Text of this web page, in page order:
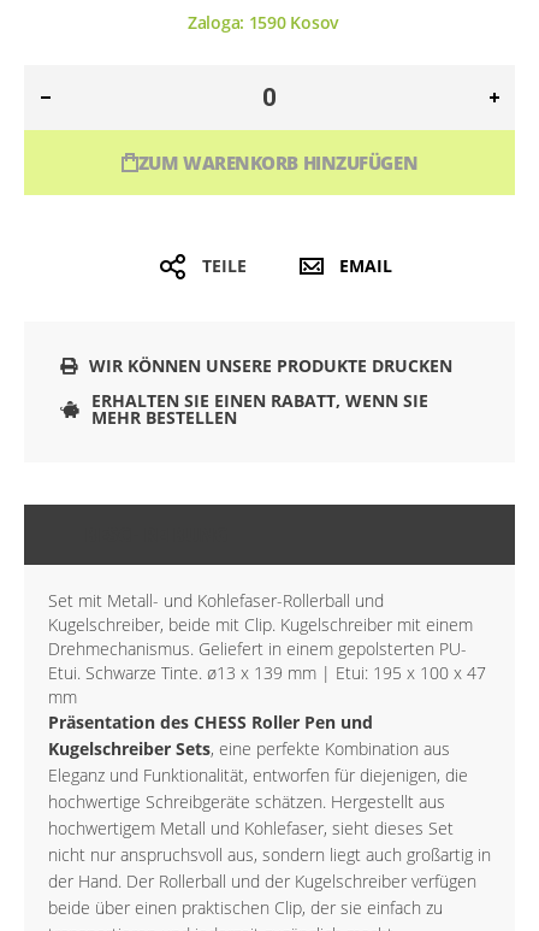
Zaloga: 1590Kosov
ZUM WARENKORB HINZUFÜGEN
TEILE EMAIL
WIR KÖNNEN UNSERE PRODUKTE DRUCKEN
ERHALTEN SIE EINEN RABATT, WENN SIE
MEHR BESTELLEN
Set mit Metall- und Kohlefaser-Rollerball und
Kugelschreiber, beide mit Clip. Kugelschreiber mit einem
Drehmechanismus. Geliefert in einem gepolsterten PU-
Etui. Schwarze Tinte. ø13 x 139 mm | Etui: 195 x 100 x 47
mm
Präsentation des CHESS Roller Pen und
Kugelschreiber Sets, eine perfekte Kombination aus
Eleganz und Funktionalität, entworfen für diejenigen, die
hochwertige Schreibgeräte schätzen. Hergestellt aus
hochwertigem Metall und Kohlefaser, sieht dieses Set
nicht nur anspruchsvoll aus, sondern liegt auch großartig in
der Hand. Der Rollerball und der Kugelschreiber verfügen
beide über einen praktischen Clip, der sie einfach zu